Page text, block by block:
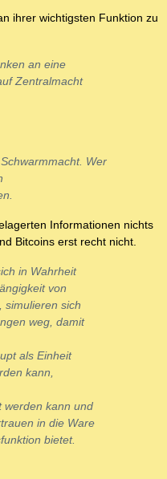
ihrer wichtigsten Funktion zu
an eine
Zentralmacht
Wer
Informationen nichts
Bitcoins erst recht nicht.
in Wahrheit
von
simulieren sich
weg, damit
als Einheit
kann,
werden kann und
in die Ware
bietet.